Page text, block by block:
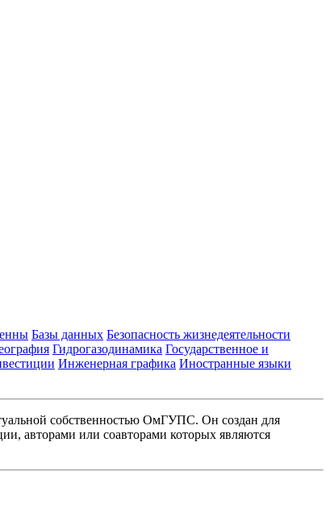
Базы данных Безопасность жизнедеятельности
Гидрогазодинамика Государственное и
Инженерная графика Иностранные языки
собственностью ОмГУПС. Он создан для
авторами или соавторами которых являются